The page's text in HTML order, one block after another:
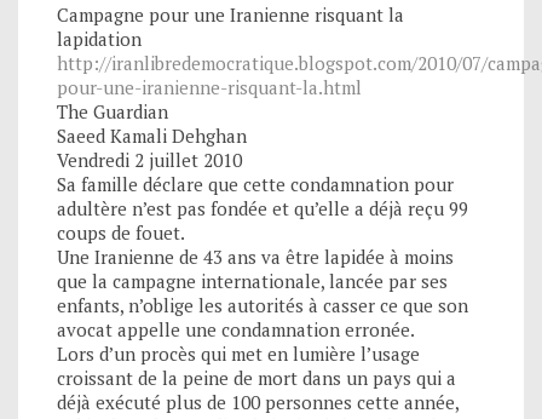
Campagne pour une Iranienne risquant la
lapidation
http://iranlibredemocratique.blogspot.com/2010/07/
pour-une-iranienne-risquant-la.html
The Guardian
Saeed Kamali Dehghan
Vendredi 2 juillet 2010
Sa famille déclare que cette condamnation pour
adultère n’est pas fondée et qu’elle a déjà reçu 99
coups de fouet.
Une Iranienne de 43 ans va être lapidée à moins
que la campagne internationale, lancée par ses
enfants, n’oblige les autorités à casser ce que son
avocat appelle une condamnation erronée.
Lors d’un procès qui met en lumière l’usage
croissant de la peine de mort dans un pays qui a
déjà exécuté plus de 100 personnes cette année,